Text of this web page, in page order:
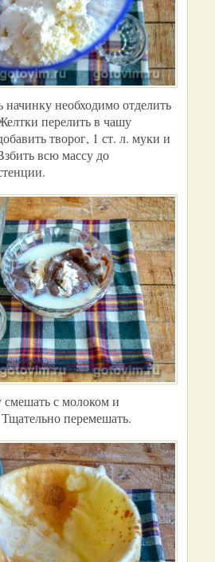
необходимо отделить
перелить в чашу
творог, 1 ст. л. муки и
всю массу до
с молоком и
перемешать.